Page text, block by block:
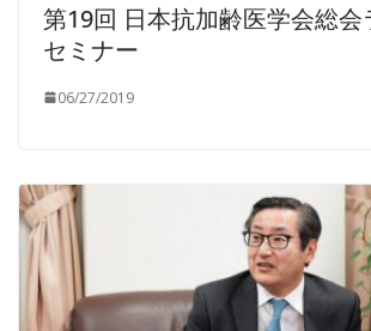
第19回 日本抗加齢医学会総会
セミナー
06/27/2019